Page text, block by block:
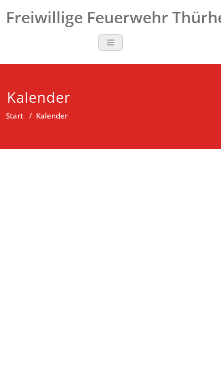
Inhalt
Freiwillige Feuerwehr
Kalender
Start / Kalender